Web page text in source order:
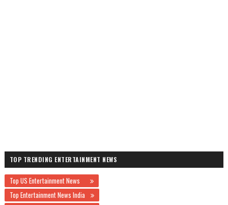
TOP TRENDING ENTERTAINMENT NEWS
Top US Entertainment News
Top Entertainment News India